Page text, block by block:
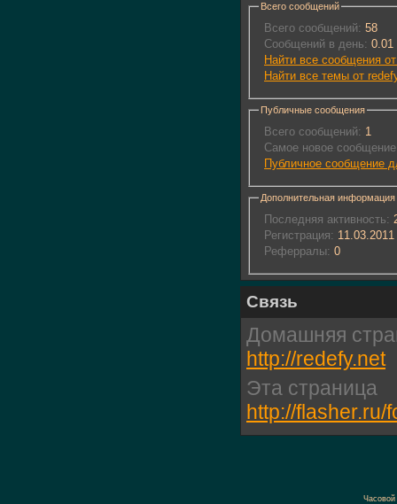
Всего сообщений
Всего сообщений: 58
Сообщений в день: 0.01
Найти все сообщения
Найти все темы от
Публичные сообщения
Всего сообщений: 1
Самое новое
Публичное сообщение
Дополнительная информация
Последняя активность:
Регистрация: 11.03.2011
Реферралы: 0
Связь
Домашняя
http://redefy.net
Эта страница
http://flasher.ru/